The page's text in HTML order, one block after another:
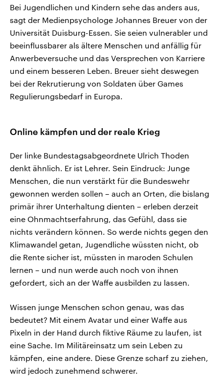
Bei Jugendlichen und Kindern sehe das anders aus,
sagt der Medienpsychologe Johannes Breuer von der
Universität Duisburg-Essen. Sie seien vulnerabler und
beeinflussbarer als ältere Menschen und anfällig für
Anwerbeversuche und das Versprechen von Karriere
und einem besseren Leben. Breuer sieht deswegen
bei der Rekrutierung von Soldaten über Games
Regulierungsbedarf in Europa.
Online kämpfen und der reale Krieg
Der linke Bundestagsabgeordnete Ulrich Thoden
denkt ähnlich. Er ist Lehrer. Sein Eindruck: Junge
Menschen, die nun verstärkt für die Bundeswehr
gewonnen werden sollen – auch an Orten, die bislang
primär ihrer Unterhaltung dienten – erleben derzeit
eine Ohnmachtserfahrung, das Gefühl, dass sie
nichts verändern können. So werde nichts gegen den
Klimawandel getan, Jugendliche wüssten nicht, ob
die Rente sicher ist, müssten in maroden Schulen
lernen – und nun werde auch noch von ihnen
gefordert, sich an der Waffe ausbilden zu lassen.
Wissen junge Menschen schon genau, was das
bedeutet? Mit einem Avatar und einer Waffe aus
Pixeln in der Hand durch fiktive Räume zu laufen, ist
eine Sache. Im Militäreinsatz um sein Leben zu
kämpfen, eine andere. Diese Grenze scharf zu ziehen,
wird jedoch zunehmend schwerer.